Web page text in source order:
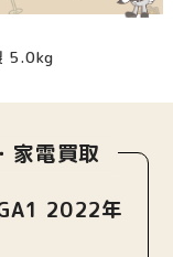
5.0kg
家電買取
2022年